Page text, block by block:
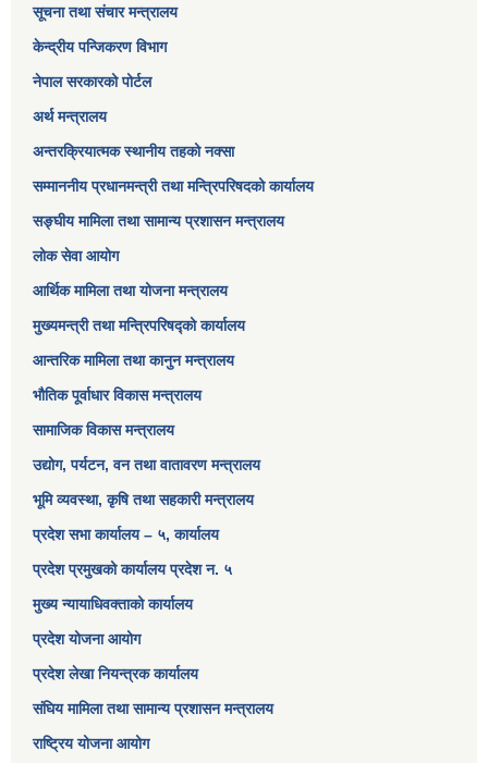
सूचना तथा संचार मन्त्रालय
केन्द्रीय पन्जिकरण विभाग
नेपाल सरकारको पोर्टल
अर्थ मन्त्रालय
अन्तरक्रियात्मक स्थानीय तहको नक्सा
सम्माननीय प्रधानमन्त्री तथा मन्त्रिपरिषद‌को कार्यालय
सङ्‍घीय मामिला तथा सामान्य प्रशासन मन्त्रालय
लोक सेवा आयोग
आर्थिक मामिला तथा योजना मन्त्रालय​
मुख्यमन्त्री तथा मन्त्रिपरिषद्को कार्यालय
आन्तरिक मामिला तथा कानुन मन्त्रालय
भौतिक पूर्वाधार विकास मन्त्रालय
सामाजिक विकास मन्त्रालय
उद्योग, पर्यटन, वन तथा वातावरण मन्त्रालय
भूमि व्यवस्था, कृषि तथा सहकारी मन्त्रालय
प्रदेश सभा कार्यालय – ५, कार्यालय
प्रदेश प्रमुखको कार्यालय प्रदेश न. ५
मुख्य न्यायाधिवक्ताको कार्यालय
प्रदेश योजना आयोग
प्रदेश लेखा नियन्त्रक कार्यालय
संघिय मामिला तथा सामान्य प्रशासन मन्त्रालय
राष्ट्रिय योजना आयोग